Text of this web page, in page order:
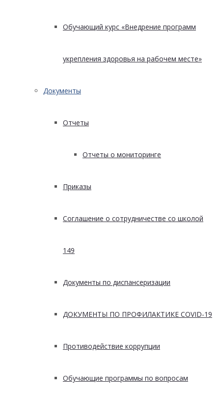
Обучающий курс «Внедрение программ
укрепления здоровья на рабочем месте»
Документы
Отчеты
Отчеты о мониторинге
Приказы
Соглашение о сотрудничестве со школой
149
Документы по диспансеризации
ДОКУМЕНТЫ ПО ПРОФИЛАКТИКЕ COVID-19
Противодействие коррупции
Обучающие программы по вопросам